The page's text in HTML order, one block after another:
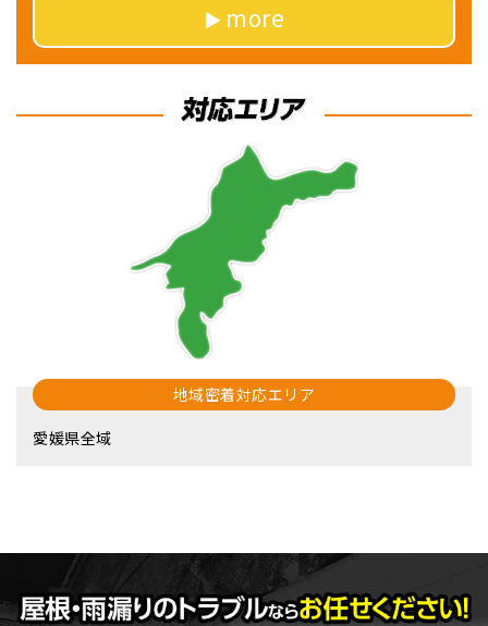
more
地域密着対応エリア
愛媛県全域